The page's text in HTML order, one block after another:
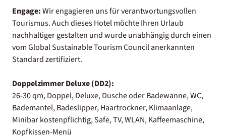
Engage:Wir engagieren uns für verantwortungsvollen
Tourismus. Auch dieses Hotel möchte Ihren Urlaub
nachhaltiger gestalten und wurde unabhängig durch einen
vom Global Sustainable Tourism Council anerkannten
Standard zertifiziert.
Doppelzimmer Deluxe (DD2):
26-30 qm, Doppel, Deluxe, Dusche oder Badewanne, WC,
Bademantel, Badeslipper, Haartrockner, Klimaanlage,
Minibar kostenpflichtig, Safe, TV, WLAN, Kaffeemaschine,
Kopfkissen-Menü